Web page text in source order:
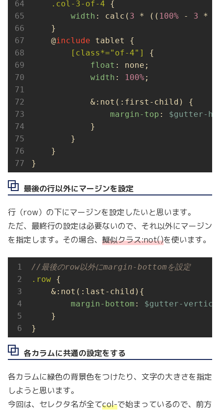
.col-3-of-4 {
width : calc( 3 * (( 100% - 3 *
    }
    @
include tablet {
[class*="of-4"]
{
float : none;
width : 100%;
            &:not(:first-child) {
margin-top : $gutter-
            }
        }
    }
}
最後の行以外にマージンを設定
行（row）の下にマージンを設定したいと思います。
ただ、最終行の設定は必要ないので、それ以外にマージン
を指定します。その場合、 擬似クラス:not()を使います。
//最後のrow以外にmargin-bottomを設定
.row {
    &:not(:last-child){
margin-bottom : $gutter-
    }
}
各カラムに共通の設定をする
各カラムに緑色の背景色をつけたり、文字の大きさを指定
しようと思います。
今回は、セレクタ名が全てcol-で始まっているので、前方